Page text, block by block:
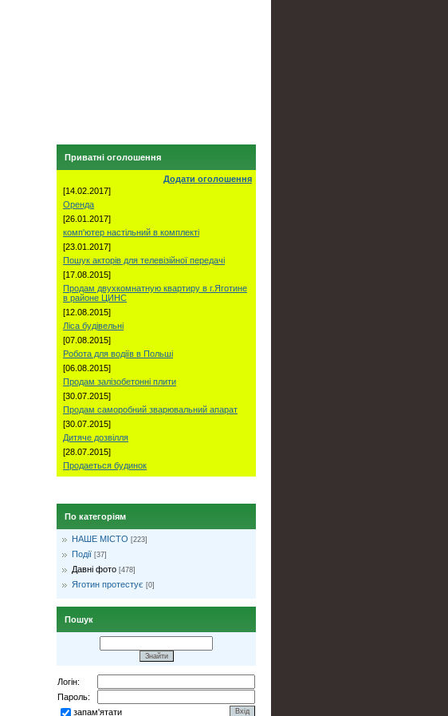
Приватні оголошення
Додати оголошення
[14.02.2017]
Оренда
[26.01.2017]
комп'ютер настільний в комплекті
[23.01.2017]
Пошук акторів для телевізійної передачі
[17.08.2015]
Продам двухкомнатную квартиру в г.Яготине
в районе ЦИНС
[12.08.2015]
Ліса будівельні
[07.08.2015]
Робота для водіїв в Польші
[06.08.2015]
Продам залізобетонні плити
[30.07.2015]
Продам саморобний зварювальний апарат
[30.07.2015]
Дитяче дозвілля
[28.07.2015]
Продаеться будинок
По категоріям
НАШЕ МІСТО [223]
Події [37]
Давні фото [478]
Яготин протестує [0]
Пошук
Логін:
Пароль:
запам'ятати